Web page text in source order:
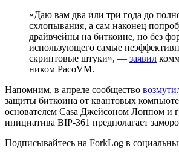
«Даю вам два или три года до
схлопывания, а сам наконец
драйвчейны на биткоине, но без
использующего самые
скриптовые штуки», — заявил
ником PacoVM.
Напомним, в апреле сообщество
защиты биткоина от квантовых
основателем Casa Джейсоном Лоппом и
инициатива BIP-361 предполагает
Подписывайтесь на ForkLog в